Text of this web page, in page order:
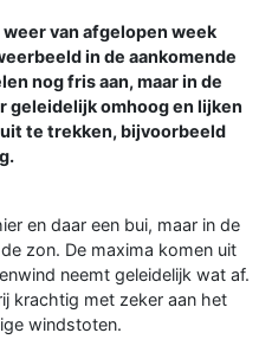
weer van afgelopen week
in de aankomende
nog fris aan, maar in de
geleidelijk omhoog en lijken
te trekken, bijvoorbeeld
en daar een bui, maar in de
zon. De maxima komen uit
neemt geleidelijk wat af.
krachtig met zeker aan het
windstoten.